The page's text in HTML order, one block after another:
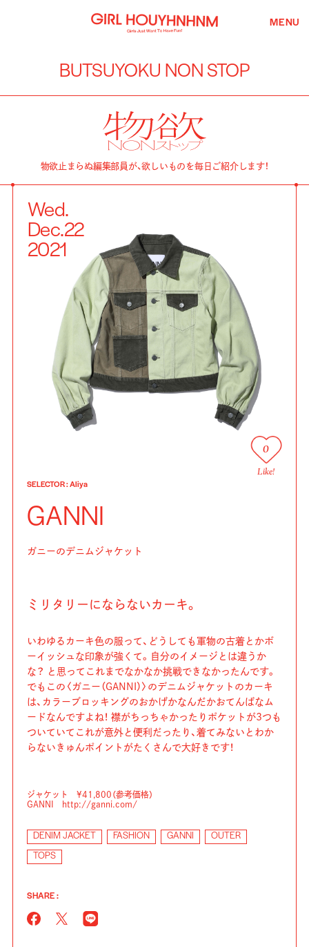
MENU
BUTSUYOKU NON STOP
物欲止まらぬ編集部員が、欲しいものを毎日ご紹介します！
Wed.
Dec.22
2021
0
Like!
SELECTOR:Aliya
GANNI
ガニーのデニムジャケット
ミリタリーにならないカーキ。
いわゆるカーキ色の服って、どうしても軍物の古着とかボ
ーイッシュな印象が強くて。自分のイメージとは違うか
な？ と思ってこれまでなかなか挑戦できなかったんです。
でもこの〈ガニー（GANNI）〉のデニムジャケットのカーキ
は、カラーブロッキングのおかげかなんだかおてんばなム
ードなんですよね！ 襟がちっちゃかったりポケットが3つも
ついていてこれが意外と便利だったり、着てみないとわか
らないきゅんポイントがたくさんで大好きです！
ジャケット ¥41,800（参考価格）
GANNI http://ganni.com/
DENIM JACKET FASHION GANNI
OUTER
TOPS
SHARE :